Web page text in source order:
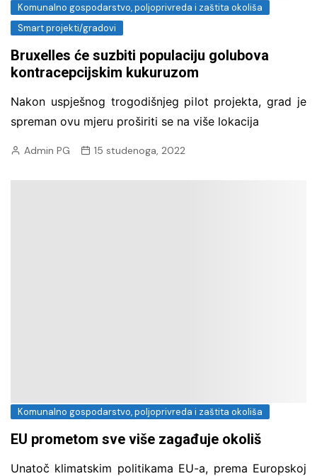
Komunalno gospodarstvo, poljoprivreda i zaštita okoliša
Smart projekti/gradovi
Bruxelles će suzbiti populaciju golubova
kontracepcijskim kukuruzom
Nakon uspješnog trogodišnjeg pilot projekta, grad je
spreman ovu mjeru proširiti se na više lokacija
Admin PG 15 studenoga, 2022
Komunalno gospodarstvo, poljoprivreda i zaštita okoliša
EU prometom sve više zagađuje okoliš
Unatoč klimatskim politikama EU-a, prema Europskoj